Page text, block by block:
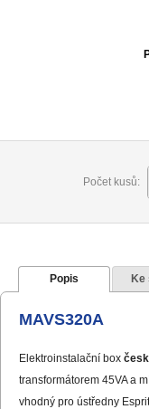
Počet kusů:
Popis Ke
MAVS320A
Elektroinstalační box
transformátorem 45VA a
vhodný pro ústředny